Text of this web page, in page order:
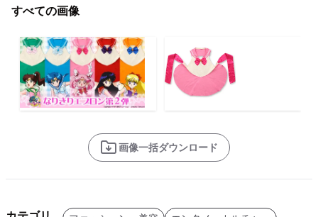
すべての画像
画像一括ダウンロード